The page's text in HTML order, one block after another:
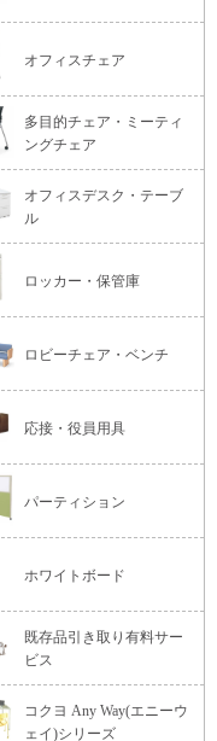
オフィスチェア
多目的チェア・ミーティ
ングチェア
オフィスデスク・テーブ
ル
ロッカー・保管庫
ロビーチェア・ベンチ
応接・役員用具
パーティション
ホワイトボード
既存品引き取り有料サー
ビス
コクヨ Any Way(エニーウ
ェイ)シリーズ